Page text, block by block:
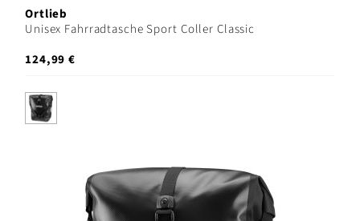
Ortlieb
Unisex Fahrradtasche Sport Coller Classic
124,99 €